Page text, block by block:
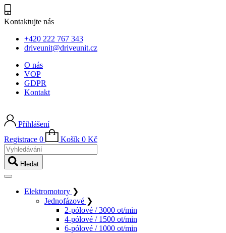
Kontaktujte nás
+420 222 767 343
driveunit@driveunit.cz
O nás
VOP
GDPR
Kontakt
Přihlášení
Registrace 0 Košík 0 Kč
Vyhledávání
Hledat
Elektromotory ❯
Jednofázové ❯
2-pólové / 3000 ot/min
4-pólové / 1500 ot/min
6-pólové / 1000 ot/min